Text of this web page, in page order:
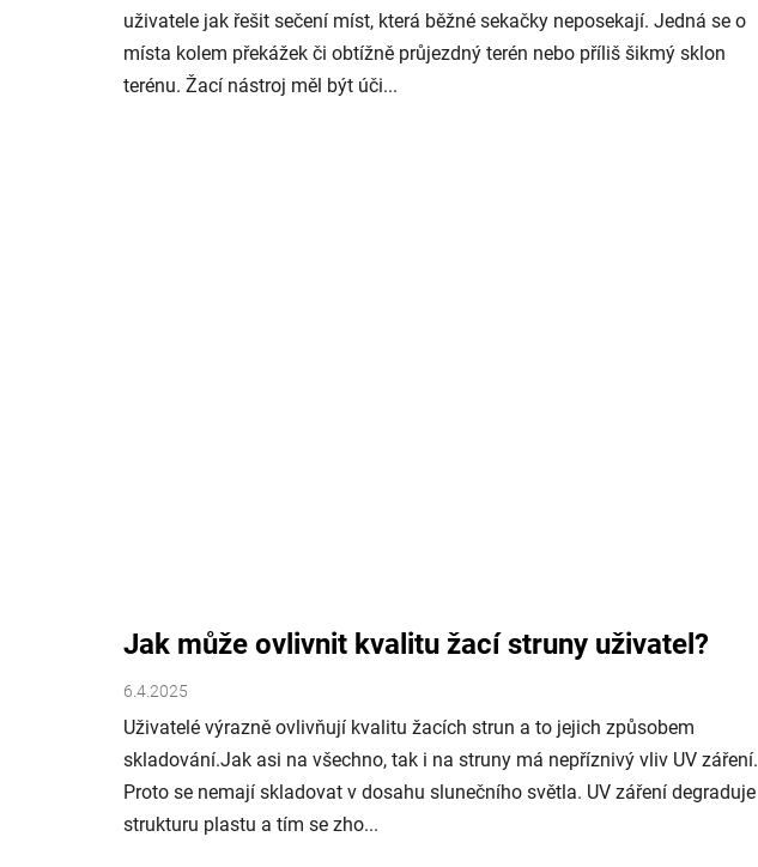
uživatele jak řešit sečení míst, která běžné sekačky neposekají. Jedná se o
místa kolem překážek či obtížně průjezdný terén nebo příliš šikmý sklon
terénu. Žací nástroj měl být úči...
Jak může ovlivnit kvalitu žací struny uživatel?
6.4.2025
Uživatelé výrazně ovlivňují kvalitu žacích strun a to jejich způsobem
skladování.Jak asi na všechno, tak i na struny má nepříznivý vliv UV záření.
Proto se nemají skladovat v dosahu slunečního světla. UV záření degraduje
strukturu plastu a tím se zho...